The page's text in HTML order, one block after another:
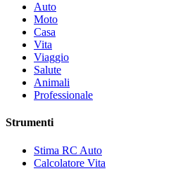
Auto
Moto
Casa
Vita
Viaggio
Salute
Animali
Professionale
Strumenti
Stima RC Auto
Calcolatore Vita